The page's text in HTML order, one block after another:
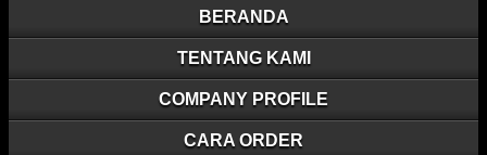
BERANDA
TENTANG KAMI
COMPANY PROFILE
CARA ORDER